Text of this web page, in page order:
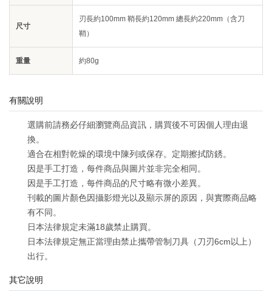
尺寸
刃長約100mm 鞘長約120mm 總長約220mm（含刀
鞘）
重量 約80g
有關說明
選購前請務必仔細瀏覽商品資訊，購買後不可因個人理由退
換。
適合在相對乾燥的環境中陳列或保存。定期擦拭防銹。
因是手工打造，每件商品與圖片並非完全相同。
因是手工打造，每件商品的尺寸略有微小差異。
刊載的圖片顏色因攝影燈光以及顯示屏的原因，與實際商品略
有不同。
日本法律規定未滿18歲禁止購買。
日本法律規定無正當理由禁止攜帶管制刀具（刀刃6cm以上）
出行。
其它說明